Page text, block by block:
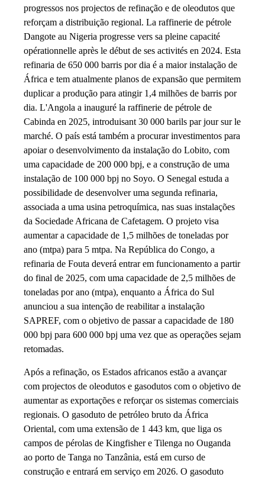
progressos nos projectos de refinação e de oleodutos que
reforçam a distribuição regional. La raffinerie de pétrole
Dangote au Nigeria progresse vers sa pleine capacité
opérationnelle après le début de ses activités en 2024. Esta
refinaria de 650 000 barris por dia é a maior instalação de
África e tem atualmente planos de expansão que permitem
duplicar a produção para atingir 1,4 milhões de barris por
dia. L'Angola a inauguré la raffinerie de pétrole de
Cabinda en 2025, introduisant 30 000 barils par jour sur le
marché. O país está também a procurar investimentos para
apoiar o desenvolvimento da instalação do Lobito, com
uma capacidade de 200 000 bpj, e a construção de uma
instalação de 100 000 bpj no Soyo. O Senegal estuda a
possibilidade de desenvolver uma segunda refinaria,
associada a uma usina petroquímica, nas suas instalações
da Sociedade Africana de Cafetagem. O projeto visa
aumentar a capacidade de 1,5 milhões de toneladas por
ano (mtpa) para 5 mtpa. Na República do Congo, a
refinaria de Fouta deverá entrar em funcionamento a partir
do final de 2025, com uma capacidade de 2,5 milhões de
toneladas por ano (mtpa), enquanto a África do Sul
anunciou a sua intenção de reabilitar a instalação
SAPREF, com o objetivo de passar a capacidade de 180
000 bpj para 600 000 bpj uma vez que as operações sejam
retomadas.
Após a refinação, os Estados africanos estão a avançar
com projectos de oleodutos e gasodutos com o objetivo de
aumentar as exportações e reforçar os sistemas comerciais
regionais. O gasoduto de petróleo bruto da África
Oriental, com uma extensão de 1 443 km, que liga os
campos de pérolas de Kingfisher e Tilenga no Ouganda
ao porto de Tanga no Tanzânia, está em curso de
construção e entrará em serviço em 2026. O gasoduto